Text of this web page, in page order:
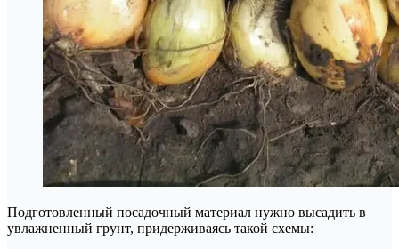
Подготовленный посадочный материал нужно высадить в
увлажненный грунт, придерживаясь такой схемы: